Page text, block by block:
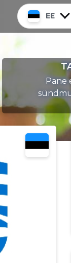
EE
Pane